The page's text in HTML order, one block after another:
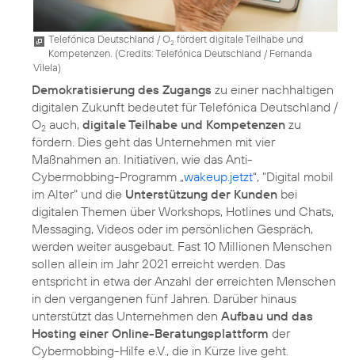
Telefónica Deutschland / O2 fördert digitale Teilhabe und
Kompetenzen. (Credits: Telefónica Deutschland / Fernanda
Vilela)
Demokratisierung des Zugangs zu einer nachhaltigen
digitalen Zukunft bedeutet für Telefónica Deutschland /
O2 auch, digitale Teilhabe und Kompetenzen zu
fördern. Dies geht das Unternehmen mit vier
Maßnahmen an. Initiativen, wie das Anti-
Cybermobbing-Programm „wakeup.jetzt“, "Digital mobil
im Alter" und die Unterstützung der Kunden bei
digitalen Themen über Workshops, Hotlines und Chats,
Messaging, Videos oder im persönlichen Gespräch,
werden weiter ausgebaut. Fast 10 Millionen Menschen
sollen allein im Jahr 2021 erreicht werden. Das
entspricht in etwa der Anzahl der erreichten Menschen
in den vergangenen fünf Jahren. Darüber hinaus
unterstützt das Unternehmen den Aufbau und das
Hosting einer Online-Beratungsplattform der
Cybermobbing-Hilfe e.V., die in Kürze live geht.